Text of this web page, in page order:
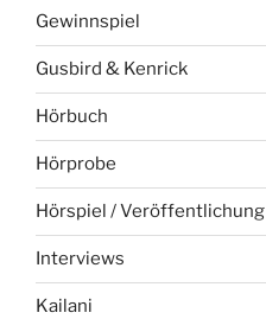
Gewinnspiel
Gusbird & Kenrick
Hörbuch
Hörprobe
Hörspiel / Veröffentlichung
Interviews
Kailani